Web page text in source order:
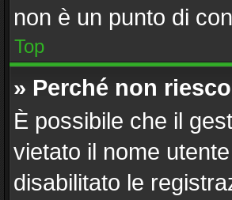
non è un punto di
Top
» Perché non
È possibile che il
vietato il nome
disabilitato le